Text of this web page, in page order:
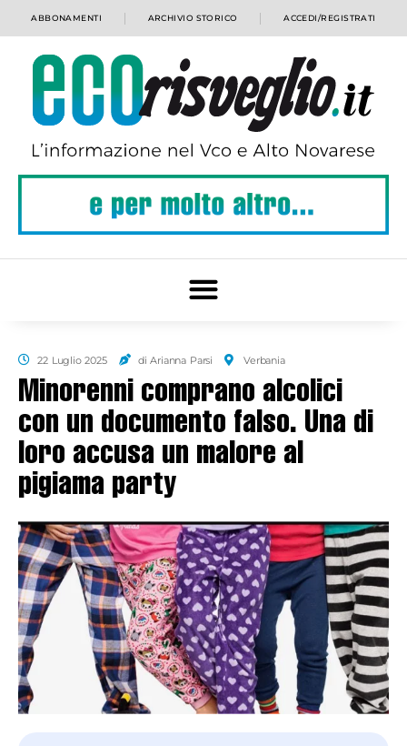
ABBONAMENTI ARCHIVIO STORICO ACCEDI/REGISTRATI
22 Luglio 2025 di Arianna Parsi Verbania
Minorenni comprano alcolici
con un documento falso. Una di
loro accusa un malore al
pigiama party